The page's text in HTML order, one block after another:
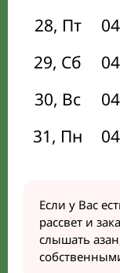
28, Пт
29, Сб
30, Вс
31, Пн
Если у Вас
рассвет и
слышать